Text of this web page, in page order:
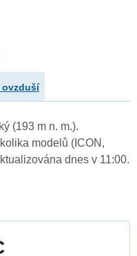
ovzduší
(193 m n. m.).
modelů (ICON,
dnes v 11:00.